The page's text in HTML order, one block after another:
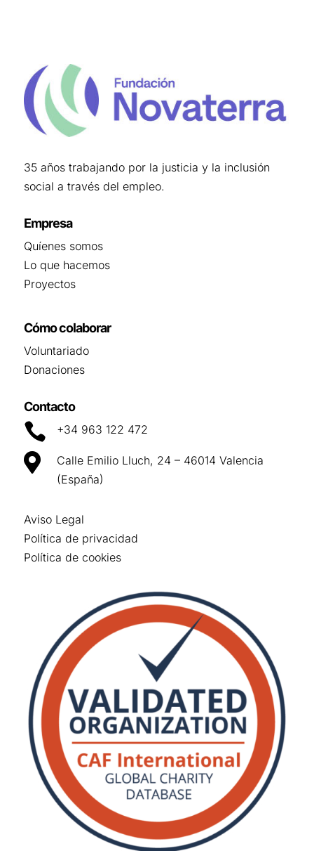
35 años trabajando por la justicia y la inclusión
social a través del empleo.
Empresa
Quíenes somos
Lo que hacemos
Proyectos
Cómo colaborar
Voluntariado
Donaciones
Contacto
 +34 963 122 472

Calle Emilio Lluch, 24 – 46014 Valencia
(España)
Aviso Legal
Política de privacidad
Política de cookies